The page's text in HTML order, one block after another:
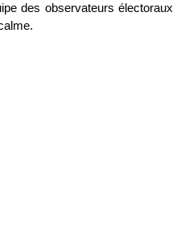
des observateurs électoraux